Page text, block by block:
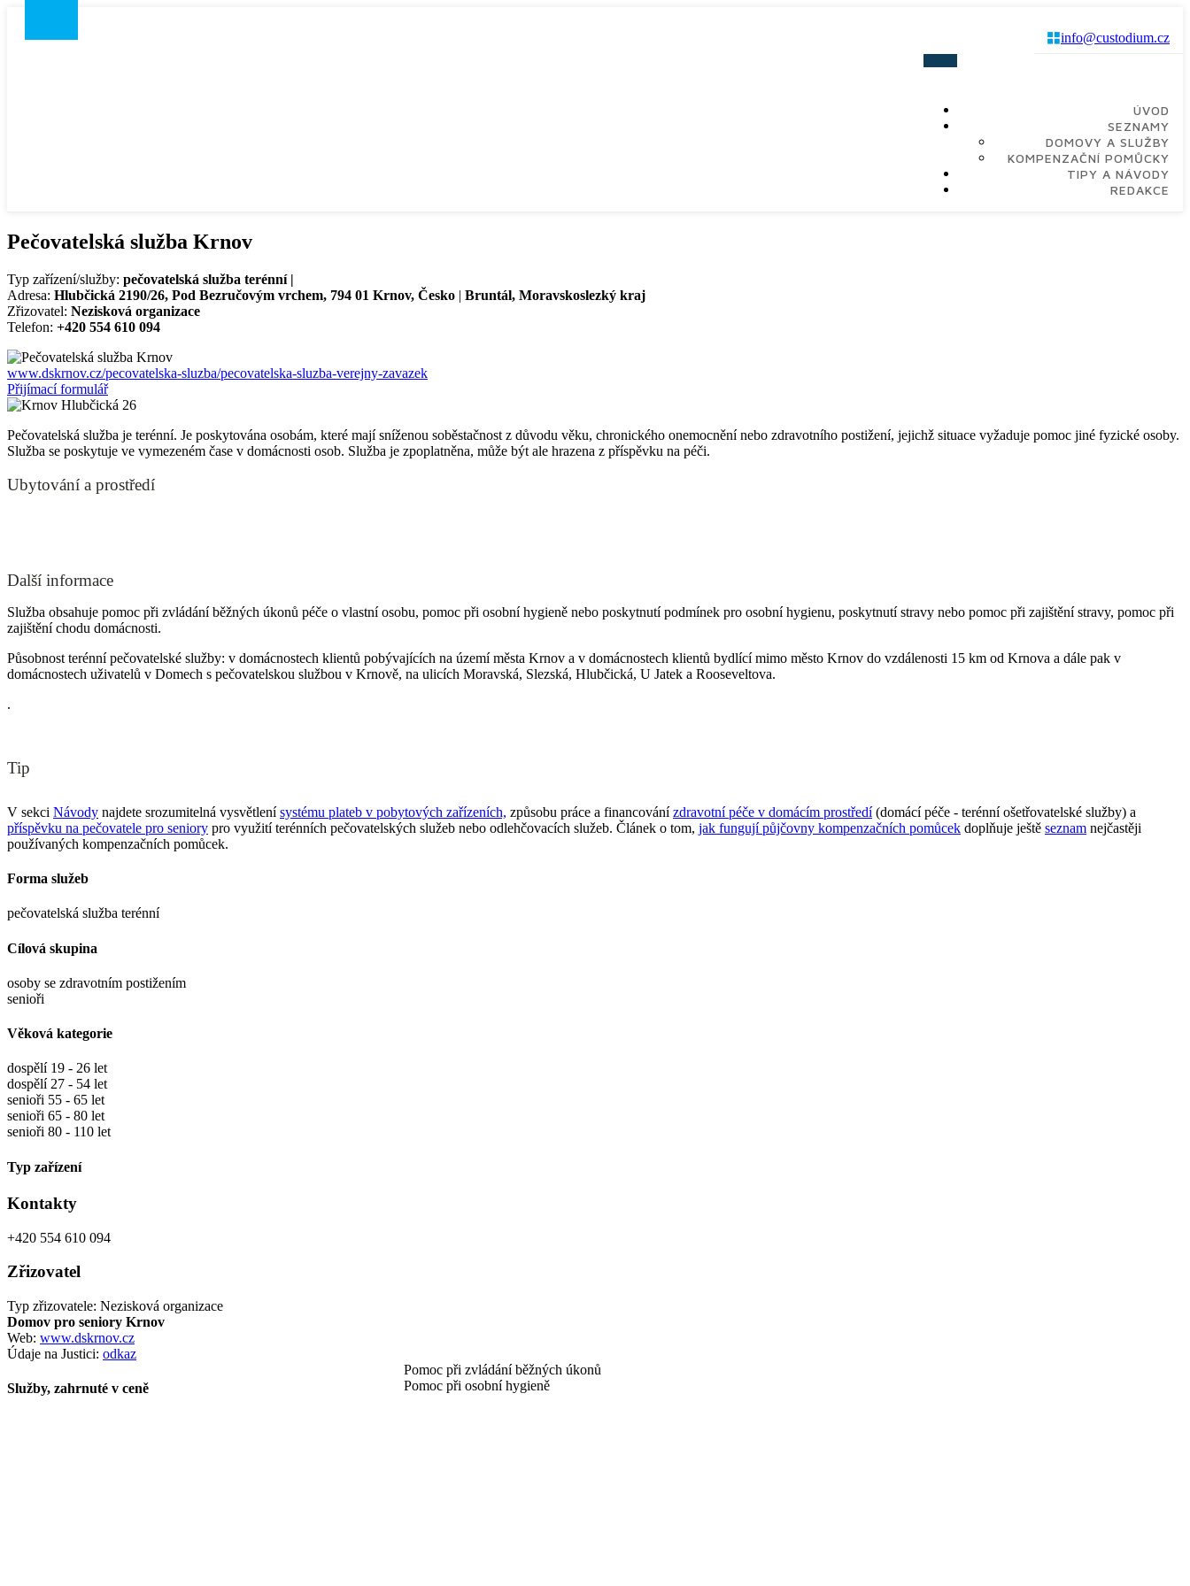
info@custodium.cz
ÚVOD
SEZNAMY
DOMOVY A SLUŽBY
KOMPENZAČNÍ POMŮCKY
TIPY A NÁVODY
REDAKCE
Pečovatelská služba Krnov
Typ zařízení/služby: pečovatelská služba terénní |
Adresa: Hlubčická 2190/26, Pod Bezručovým vrchem, 794 01 Krnov, Česko | Bruntál, Moravskoslezký kraj
Zřizovatel: Nezisková organizace
Telefon: +420 554 610 094
www.dskrnov.cz/pecovatelska-sluzba/pecovatelska-sluzba-verejny-zavazek
Přijímací formulář
Pečovatelská služba je terénní. Je poskytována osobám, které mají sníženou soběstačnost z důvodu věku, chronického onemocnění nebo zdravotního postižení, jejichž situace vyžaduje pomoc jiné fyzické osoby.
Služba se poskytuje ve vymezeném čase v domácnosti osob. Služba je zpoplatněna, může být ale hrazena z příspěvku na péči.
Ubytování a prostředí
Další informace
Služba obsahuje pomoc při zvládání běžných úkonů péče o vlastní osobu, pomoc při osobní hygieně nebo poskytnutí podmínek pro osobní hygienu, poskytnutí stravy nebo pomoc při zajištění stravy, pomoc při
zajištění chodu domácnosti.
Působnost terénní pečovatelské služby: v domácnostech klientů pobývajících na území města Krnov a v domácnostech klientů bydlící mimo město Krnov do vzdálenosti 15 km od Krnova a dále pak v
domácnostech uživatelů v Domech s pečovatelskou službou v Krnově, na ulicích Moravská, Slezská, Hlubčická, U Jatek a Rooseveltova.
.
Tip
V sekci Návody najdete srozumitelná vysvětlenísystému plateb v pobytových zařízeních, způsobu práce a financovánízdravotní péče v domácím prostředí(domácí péče - terénní ošetřovatelské služby) a
příspěvku na pečovatele pro seniory pro využití terénních pečovatelských služeb nebo odlehčovacích služeb. Článek o tom, jak fungují půjčovny kompenzačních pomůcek doplňuje ještě seznam nejčastěji
používaných kompenzačních pomůcek.
Forma služeb
pečovatelská služba terénní
Cílová skupina
osoby se zdravotním postižením
senioři
Věková kategorie
dospělí 19 - 26 let
dospělí 27 - 54 let
senioři 55 - 65 let
senioři 65 - 80 let
senioři 80 - 110 let
Typ zařízení
Kontakty
+420 554 610 094
Zřizovatel
Typ zřizovatele: Nezisková organizace
Domov pro seniory Krnov
Web: www.dskrnov.cz
Údaje na Justici: odkaz
Služby, zahrnuté v ceně
Pomoc při zvládání běžných úkonů
Pomoc při osobní hygieně